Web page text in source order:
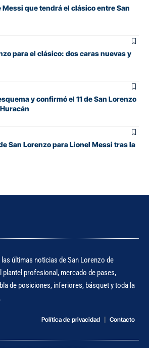
Messi que tendrá el clásico entre San
para el clásico: dos caras nuevas y
y confirmó el 11 de San Lorenzo
San Lorenzo para Lionel Messi tras la
últimas noticias de San Lorenzo de
plantel profesional, mercado de pases,
de posiciones, inferiores, básquet y toda la
Política de privacidad Contacto